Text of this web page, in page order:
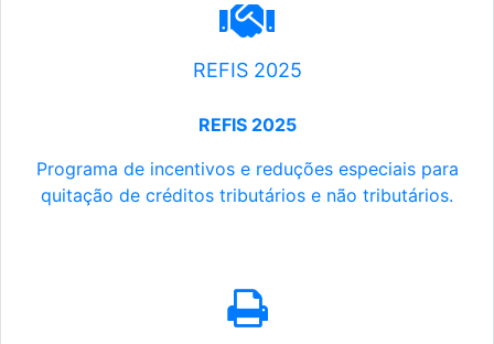
REFIS 2025
REFIS 2025
Programa de incentivos e reduções especiais para
quitação de créditos tributários e não tributários.